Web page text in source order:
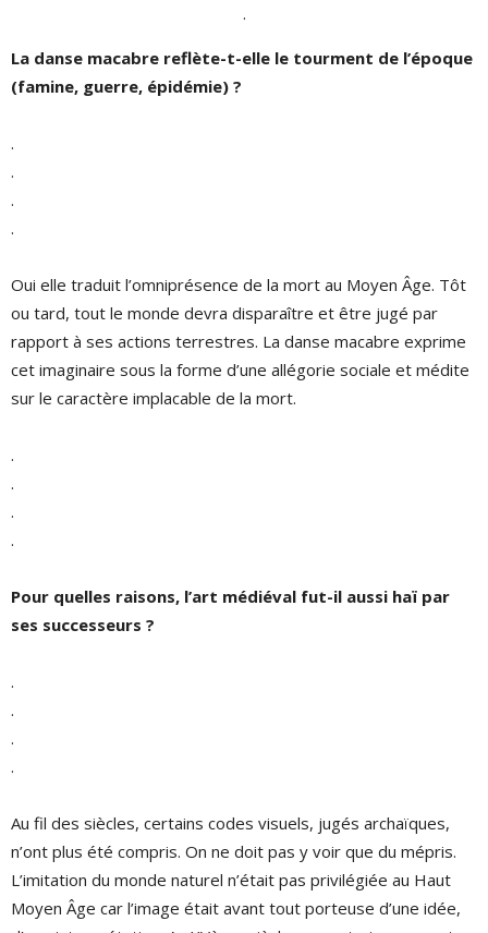
.
La danse macabre reflète-t-elle le tourment de l’époque
(famine, guerre, épidémie) ?
.
.
.
.
Oui elle traduit l’omniprésence de la mort au Moyen Âge. Tôt
ou tard, tout le monde devra disparaître et être jugé par
rapport à ses actions terrestres. La danse macabre exprime
cet imaginaire sous la forme d’une allégorie sociale et médite
sur le caractère implacable de la mort.
.
.
.
.
Pour quelles raisons, l’art médiéval fut-il aussi haï par
ses successeurs ?
.
.
.
.
Au fil des siècles, certains codes visuels, jugés archaïques,
n’ont plus été compris. On ne doit pas y voir que du mépris.
L’imitation du monde naturel n’était pas privilégiée au Haut
Moyen Âge car l’image était avant tout porteuse d’une idée,